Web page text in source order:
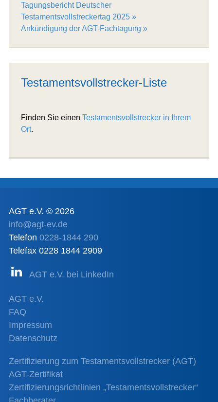
Tagungsbericht Deutscher
Testamentsvollstreckertag 2025
Ankündigung der AGT-Fachtagung
Testamentsvollstrecker-Liste
Finden Sie einen Testamentsvollstrecker in Ihrem
Ort.
AGT e.V. © 2026
info@agt-ev.de
Telefon 0228-1844 290
Telefax 0228 1844 2909
AGT e.V. bei LinkedIn
AGT e.V.
FAQ
Impressum
Datenschutz
Zertifizierung zum Testamentsvollstrecker (AGT)
AGT-Zertifikat
Zertifizierungsrichtlinien „Testamentsvollstrecker“